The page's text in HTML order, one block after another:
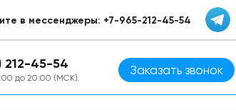
в мессенджеры: +7-965-212-45-54
212-45-54
до 20:00 (МСК).
Заказать звонок